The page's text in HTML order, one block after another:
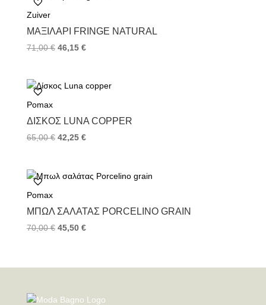
Zuiver
ΜΑΞΙΛΆΡΙ FRINGE NATURAL
71,00€ 46,15 €
Pomax
ΔΊΣΚΟΣ LUNA COPPER
65,00€ 42,25 €
Pomax
ΜΠΩΛ ΣΑΛΆΤΑΣ PORCELINO GRAIN
70,00€ 45,50 €